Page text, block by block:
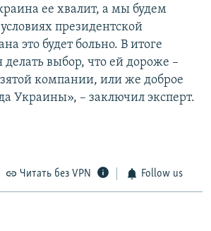
ее хвалит, а мы будем
президентской
это будет больно. В итоге
выбор, что ей дороже –
компании, или же доброе
Украины», – заключил эксперт.
Читать без VPN Follow us